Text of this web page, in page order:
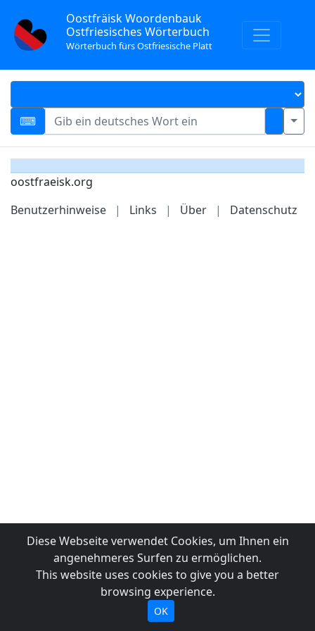
Oostfräisk Woordenbauk
Ostfriesisches Wörterbuch
Wörterbuch fürs Ostfriesische Platt
oostfraeisk.org
Benutzerhinweise
| Links | Über | Datenschutz
Diese Webseite verwendet Cookies, um Ihnen ein
angenehmeres Surfen zu ermöglichen.
This website uses cookies to give you a better
browsing experience.
OK